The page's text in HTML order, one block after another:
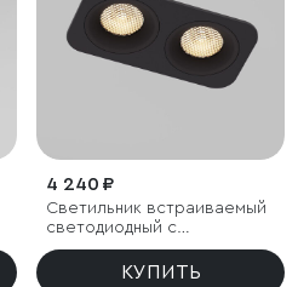
4 240 ₽
Светильник встраиваемый
светодиодный с
антибликовой решеткой
Tetro 20W 3000K черный
КУПИТЬ